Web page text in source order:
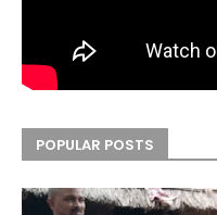
POPULAR POSTS